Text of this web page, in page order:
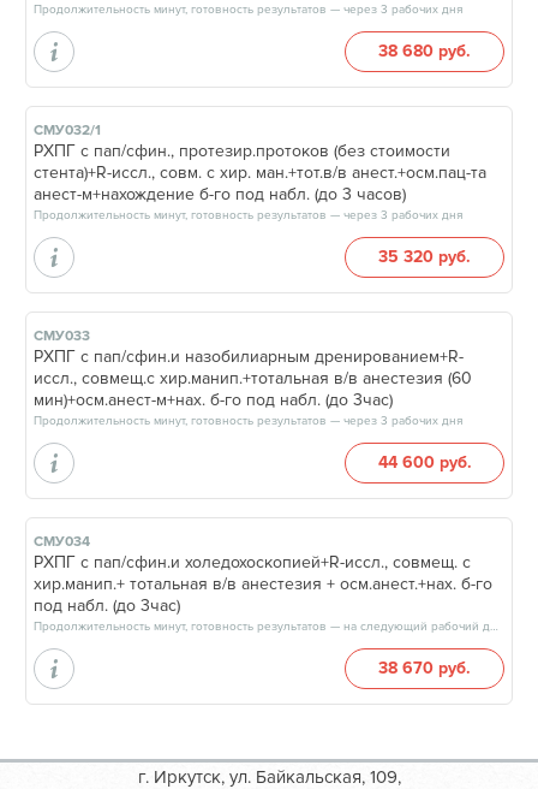
Продолжительность минут, готовность результатов — через 3 рабочих дня
38 680 руб.
СМУ032/1
РХПГ с пап/сфин., протезир.протоков (без стоимости
стента)+R-иссл., совм. с хир. ман.+тот.в/в анест.+осм.пац-та
анест-м+нахождение б-го под набл. (до 3 часов)
Продолжительность минут, готовность результатов — через 3 рабочих дня
35 320 руб.
СМУ033
РХПГ с пап/сфин.и назобилиарным дренированием+R-
иссл., совмещ.с хир.манип.+тотальная в/в анестезия (60
мин)+осм.анест-м+нах. б-го под набл. (до 3час)
Продолжительность минут, готовность результатов — через 3 рабочих дня
44 600 руб.
СМУ034
РХПГ с пап/сфин.и холедохоскопией+R-иссл., совмещ. с
хир.манип.+ тотальная в/в анестезия + осм.анест.+нах. б-го
под набл. (до 3час)
Продолжительность минут, готовность результатов — на следующий рабочий день
38 670 руб.
г. Иркутск, ул. Байкальская, 109,